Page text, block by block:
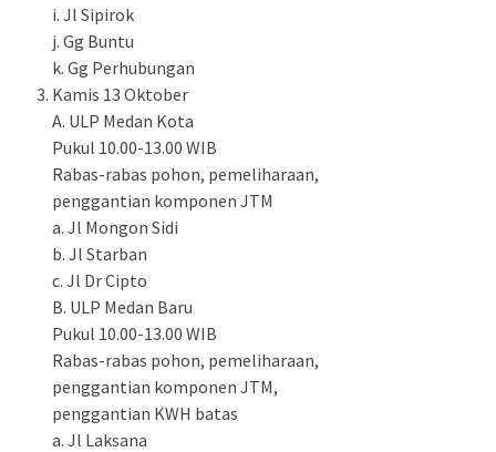
i. Jl Sipirok
j. Gg Buntu
k. Gg Perhubungan
Kamis 13 Oktober
A. ULP Medan Kota
Pukul 10.00-13.00 WIB
Rabas-rabas pohon, pemeliharaan,
penggantian komponen JTM
a. Jl Mongon Sidi
b. Jl Starban
c. Jl Dr Cipto
B. ULP Medan Baru
Pukul 10.00-13.00 WIB
Rabas-rabas pohon, pemeliharaan,
penggantian komponen JTM,
penggantian KWH batas
a. Jl Laksana